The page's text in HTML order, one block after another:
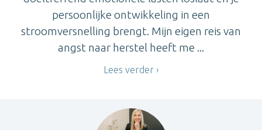
persoonlijke ontwikkeling in een
stroomversnelling brengt. Mijn eigen reis van
angst naar herstel heeft me ...
Lees verder